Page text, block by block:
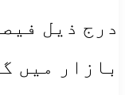
درج ذیل
بازار میں